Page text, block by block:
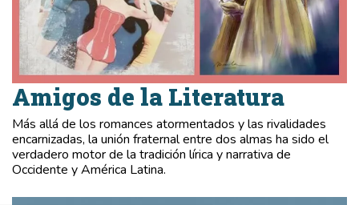
Amigos de la Literatura
Más allá de los romances atormentados y las rivalidades
encarnizadas, la unión fraternal entre dos almas ha sido el
verdadero motor de la tradición lírica y narrativa de
Occidente y América Latina.